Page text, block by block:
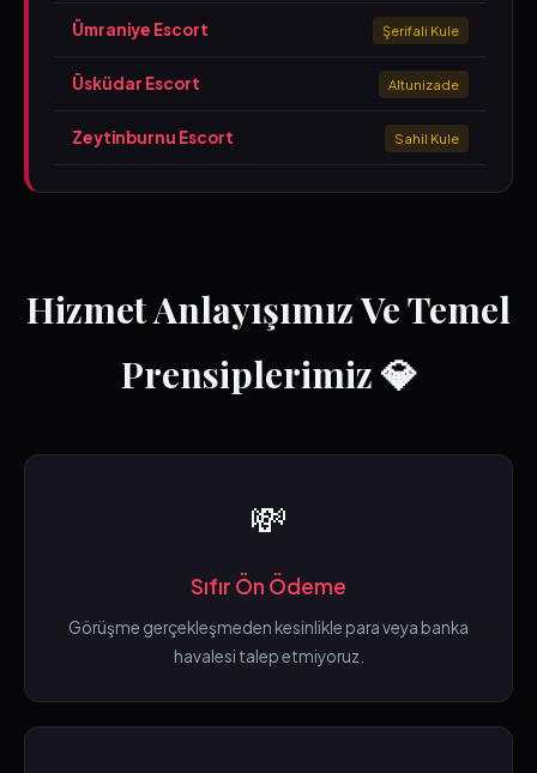
Ümraniye Escort Şerifali Kule
Üsküdar Escort Altunizade
Zeytinburnu Escort Sahil Kule
Hizmet Anlayışımız Ve Temel
Prensiplerimiz 💎
💸
Sıfır Ön Ödeme
Görüşme gerçekleşmeden kesinlikle para veya banka
havalesi talep etmiyoruz.